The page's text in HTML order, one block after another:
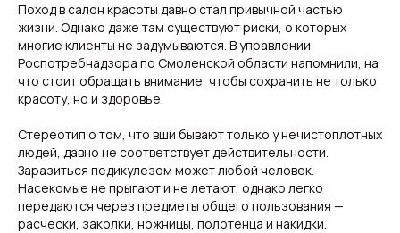
Поход в салон красоты давно стал привычной частью
жизни. Однако даже там существуют риски, о которых
многие клиенты не задумываются. В управлении
Роспотребнадзора по Смоленской области напомнили, на
что стоит обращать внимание, чтобы сохранить не только
красоту, но и здоровье.
Стереотип о том, что вши бывают только у нечистоплотных
людей, давно не соответствует действительности.
Заразиться педикулезом может любой человек.
Насекомые не прыгают и не летают, однако легко
передаются через предметы общего пользования —
расчески, заколки, ножницы, полотенца и накидки.